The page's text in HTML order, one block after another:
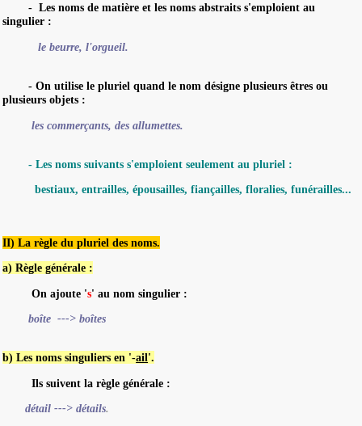
- Les noms de matière et les noms abstraits s'emploient au
singulier :
le beurre, l'orgueil.
- On utilise le pluriel quand le nom désigne plusieurs êtres ou
plusieurs objets :
les commerçants, des allumettes.
- Les noms suivants s'emploient seulement au pluriel :
bestiaux, entrailles, épousailles, fiançailles, floralies, funérailles...
II) La règle du pluriel des noms.
a) Règle générale :
On ajoute 's' au nom singulier :
boîte ---> boîtes
b) Les noms singuliers en '-ail'.
Ils suivent la règle générale :
détail ---> détails.